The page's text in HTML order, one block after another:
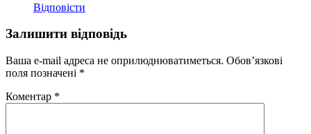
Відповісти
Залишити відповідь
Ваша e-mail адреса не оприлюднюватиметься. Обов’язкові
поля позначені *
Коментар *